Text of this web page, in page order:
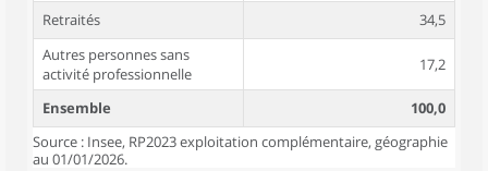
Retraités
34,5
Autres personnes sans
activité professionnelle
17,2
Ensemble
100,0
Source : Insee, RP2023 exploitation complémentaire, géographie
au 01/01/2026.